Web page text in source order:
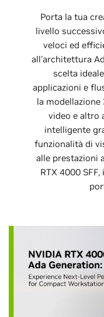
Porta la tua
livello
veloci ed
all'architettura
scelta
applicazioni e
la
video e altro
intelligente
funzionalità di
alle prestazioni
RTX 4000